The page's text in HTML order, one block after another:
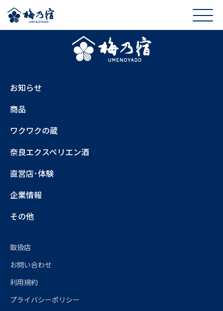
お知らせ
商品
ワクワクの蔵
奈良エクスペリエン酒
直営店･体験
企業情報
その他
取扱店
お問い合わせ
利用規約
プライバシーポリシー